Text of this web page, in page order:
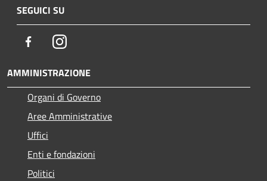
SEGUICI SU
FacebookInstagram
AMMINISTRAZIONE
Organi di Governo
Aree Amministrative
Uffici
Enti e fondazioni
Politici